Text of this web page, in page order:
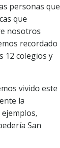
personas que
que
nosotros
recordado
12 colegios y
vivido este
la
San